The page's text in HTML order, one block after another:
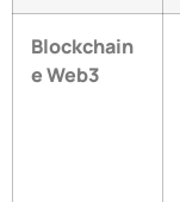
Blockchain
e Web3